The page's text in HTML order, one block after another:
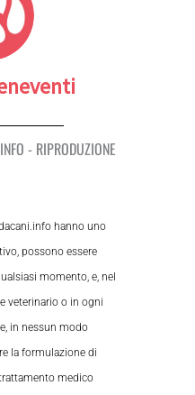
- RIPRODUZIONE
hanno uno
possono essere
momento, e, nel
veterinario o in ogni
in nessun modo
la formulazione di
medico